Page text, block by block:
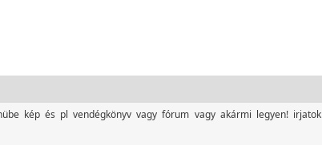
kép és pl vendégkönyv vagy fórum vagy akármi legyen! irjatok